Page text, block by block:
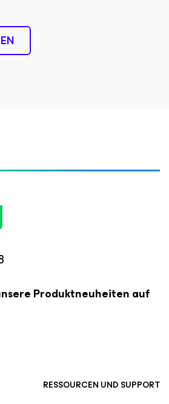
Produktneuheiten auf
RESSOURCEN UND SUPPORT